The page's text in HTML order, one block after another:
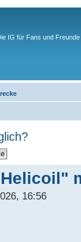
IG für Fans und
16:56